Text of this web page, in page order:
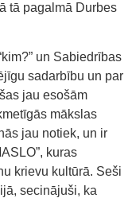
tā pagalmā Durbes
un Sabiedrības
sadarbību un par
jau esošām
mākslas
jau notiek, un ir
kuras
krievu kultūrā. Seši
secinājuši, ka